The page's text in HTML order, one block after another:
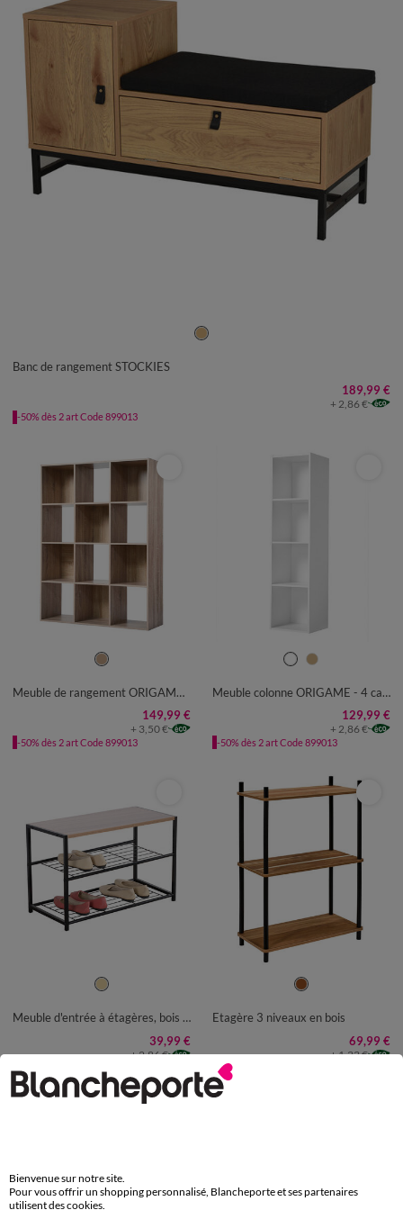
UNITÉ
Banc de rangement STOCKIES
189,99 €
+ 2,86 €
-50% dès 2 art Code 899013
UNITÉ
Meuble de rangement ORIGAME – 12 cases
149,99 €
+ 3,50 €
-50% dès 2 art Code 899013
UNITÉ
Meuble colonne ORIGAME - 4 cases
129,99 €
+ 2,86 €
-50% dès 2 art Code 899013
UNITÉ
Meuble d'entrée à étagères, bois et métal
39,99 €
+ 2,86 €
UNITÉ
Etagère 3 niveaux en bois
69,99 €
+ 1,33 €
-50% dès 2 art Code 899013
Bienvenue sur notre site.
Pour vous offrir un shopping personnalisé, Blancheporte et ses partenaires
utilisent des cookies.